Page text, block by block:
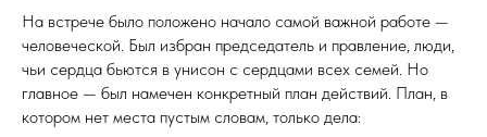
На встрече было положено начало самой важной работе —
человеческой. Был избран председатель и правление, люди,
чьи сердца бьются в унисон с сердцами всех семей. Но
главное — был намечен конкретный план действий. План, в
котором нет места пустым словам, только дела: